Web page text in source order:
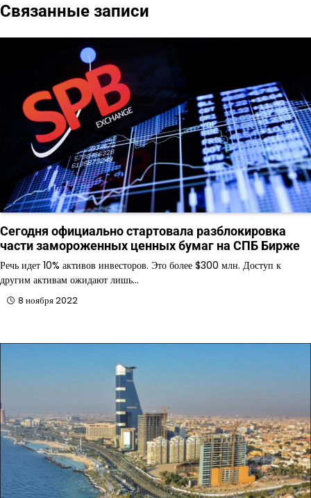
записям
Связанные записи
Сегодня официально стартовала разблокировка
части замороженных ценных бумаг на СПБ Бирже
Речь идет 10% активов инвесторов. Это более $300 млн. Доступ к
другим активам ожидают лишь…
8 ноября 2022